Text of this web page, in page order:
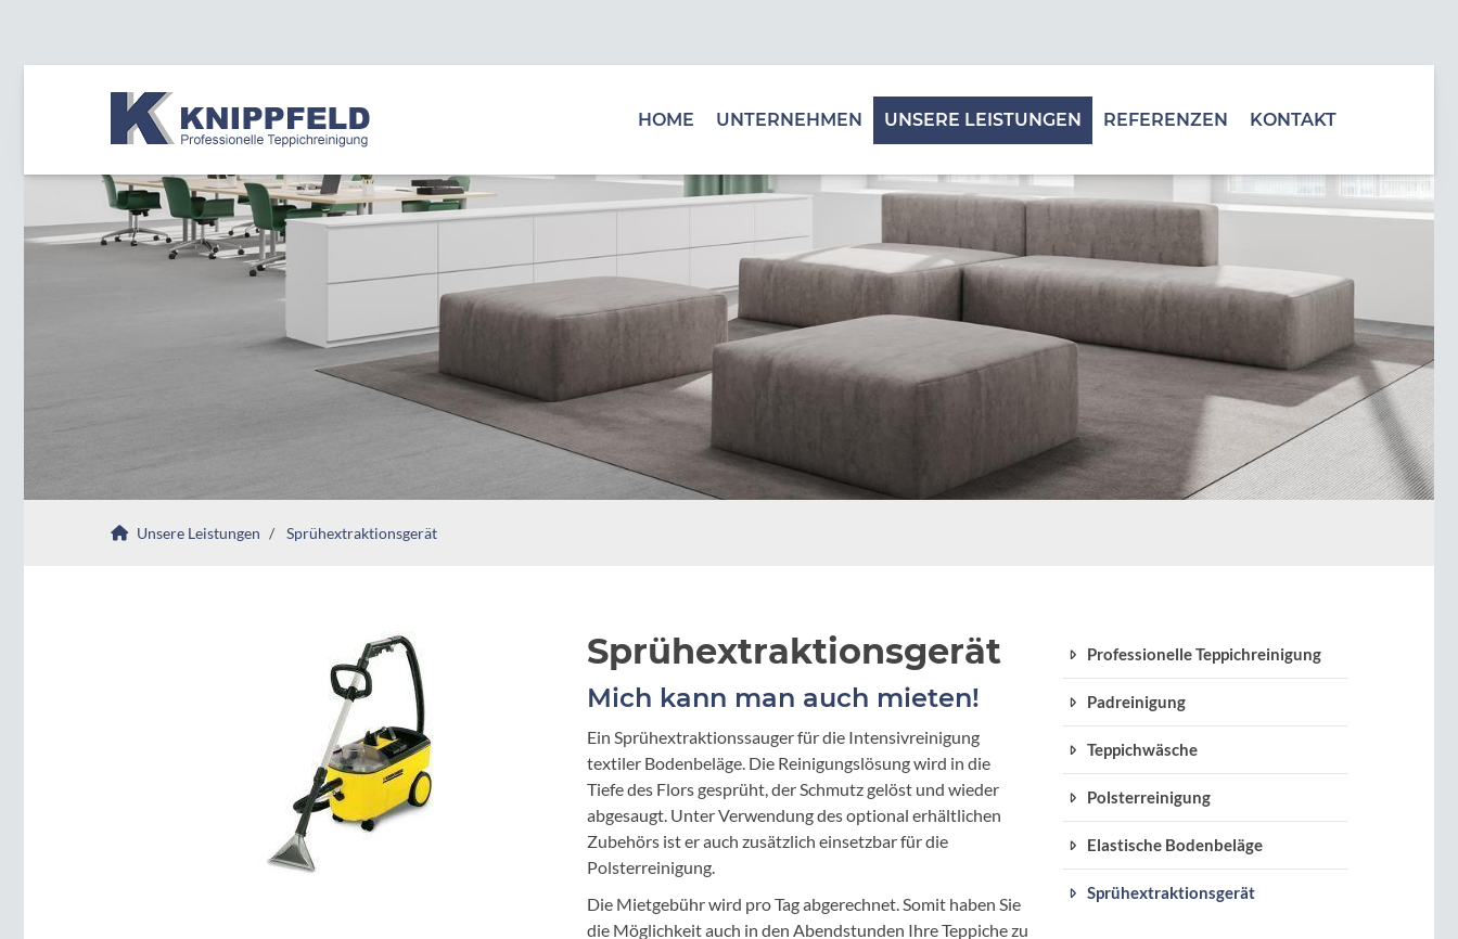
HOME UNTERNEHMEN UNSERE LEISTUNGEN REFERENZEN KONTAKT
Unsere Leistungen Sprühextraktionsgerät
Sprühextraktionsgerät
Mich kann man auch mieten!
Ein Sprühextraktionssauger für die Intensivreinigung
textiler Bodenbeläge. Die Reinigungslösung wird in die
Tiefe des Flors gesprüht, der Schmutz gelöst und wieder
abgesaugt. Unter Verwendung des optional erhältlichen
Zubehörs ist er auch zusätzlich einsetzbar für die
Polsterreinigung.
Die Mietgebühr wird pro Tag abgerechnet. Somit haben Sie
die Möglichkeit auch in den Abendstunden Ihre Teppiche zu
Professionelle Teppichreinigung
Padreinigung
Teppichwäsche
Polsterreinigung
Elastische Bodenbeläge
Sprühextraktionsgerät